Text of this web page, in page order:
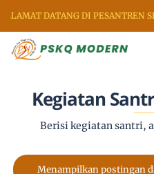
DATANG DI PESANTREN
Kegiatan
Berisi kegiatan santri,
Menampilkan postingan